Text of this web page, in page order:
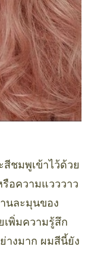
สีชมพูเข้าไว้ด้วย
อความแวววาว
นละมุนของ
พิ่มความรู้สึก
างมาก ผมสีนี้ยัง